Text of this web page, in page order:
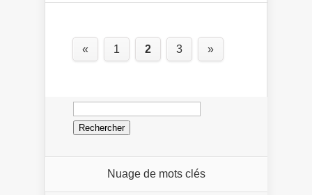
« 1 2 3 »
Rechercher :
Nuage de mots clés